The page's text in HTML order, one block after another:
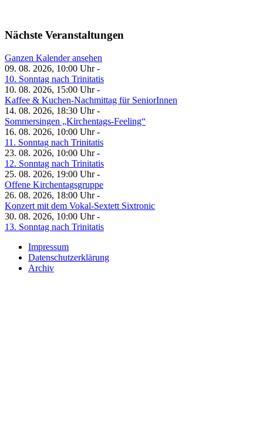
Nächste Veranstaltungen
Ganzen Kalender ansehen
09. 08. 2026, 10:00 Uhr -
10. Sonntag nach Trinitatis
10. 08. 2026, 15:00 Uhr -
Kaffee & Kuchen-Nachmittag für SeniorInnen
14. 08. 2026, 18:30 Uhr -
Sommersingen „Kirchentags-Feeling“
16. 08. 2026, 10:00 Uhr -
11. Sonntag nach Trinitatis
23. 08. 2026, 10:00 Uhr -
12. Sonntag nach Trinitatis
25. 08. 2026, 19:00 Uhr -
Offene Kirchentagsgruppe
26. 08. 2026, 18:00 Uhr -
Konzert mit dem Vokal-Sextett Sixtronic
30. 08. 2026, 10:00 Uhr -
13. Sonntag nach Trinitatis
Impressum
Datenschutzerklärung
Archiv